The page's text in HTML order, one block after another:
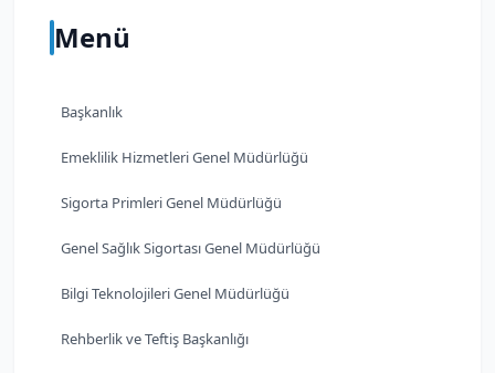
Menü
Başkanlık
Emeklilik Hizmetleri Genel Müdürlüğü
Sigorta Primleri Genel Müdürlüğü
Genel Sağlık Sigortası Genel Müdürlüğü
Bilgi Teknolojileri Genel Müdürlüğü
Rehberlik ve Teftiş Başkanlığı